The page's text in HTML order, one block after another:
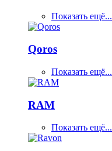
Показать ещё...
Qoros
Показать ещё...
RAM
Показать ещё...